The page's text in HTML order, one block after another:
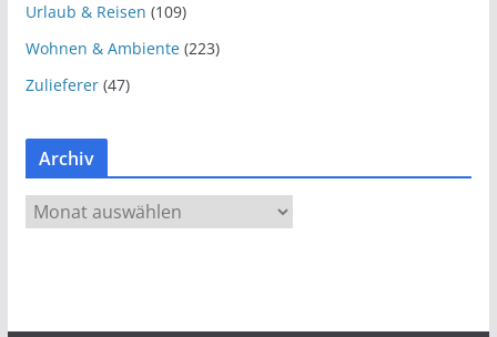
Urlaub & Reisen (109)
Wohnen & Ambiente(223)
Zulieferer(47)
Archiv
r